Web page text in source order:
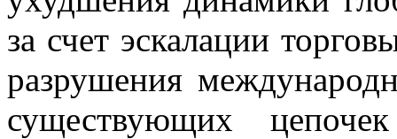
за счет эскалации
разрушения
существующих